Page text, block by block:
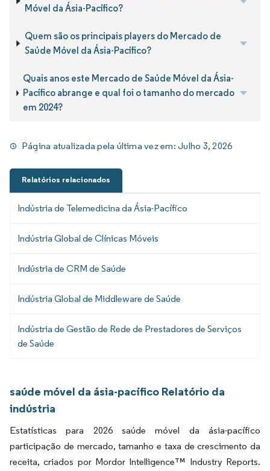
Móvel da Ásia-Pacífico?
Quem são os principais players do Mercado de
Saúde Móvel da Ásia-Pacífico?
Quais anos este Mercado de Saúde Móvel da Ásia-
Pacífico abrange e qual foi o tamanho do mercado
em 2024?
Página atualizada pela última vez em:Julho 3, 2026
Relatórios relacionados
Indústria de Telemedicina da Ásia-Pacífico
Indústria Global de Clínicas Móveis
Indústria de CRM de Saúde
Indústria Global de Middleware de Saúde
Indústria de Gestão de Rede de Prestadores de Serviços
de Saúde
saúde móvel da ásia-pacífico Relatório da
indústria
Estatísticas para 2026 saúde móvel da ásia-pacífico
participação de mercado, tamanho e taxa de crescimento da
receita, criados por Mordor Intelligence™ Industry Reports.